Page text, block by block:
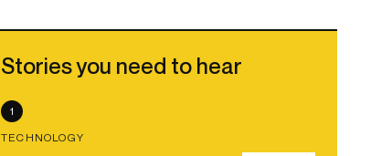
Stories you need to hear
1
TECHNOLOGY